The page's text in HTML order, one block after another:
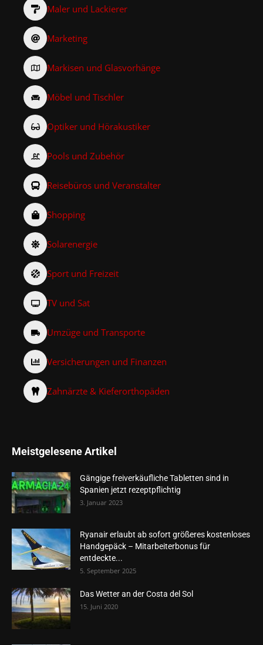
Maler und Lackierer
Marketing
Markisen und Glasvorhänge
Möbel und Tischler
Optiker und Hörakustiker
Pools und Zubehör
Reisebüros und Veranstalter
Shopping
Solarenergie
Sport und Freizeit
TV und Sat
Umzüge und Transporte
Versicherungen und Finanzen
Zahnärzte & Kieferorthopäden
Meistgelesene Artikel
Gängige freiverkäufliche Tabletten sind in
Spanien jetzt rezeptpflichtig
3. Januar 2023
Ryanair erlaubt ab sofort größeres kostenloses
Handgepäck – Mitarbeiterbonus für
entdeckte...
5. September 2025
Das Wetter an der Costa del Sol
15. Juni 2020